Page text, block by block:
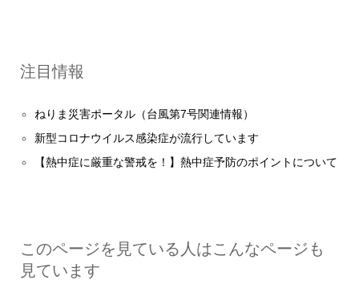
注目情報
ねりま災害ポータル（台風第7号関連情報）
新型コロナウイルス感染症が流行しています
【熱中症に厳重な警戒を！】熱中症予防のポイントについて
このページを見ている人はこんなページも
見ています